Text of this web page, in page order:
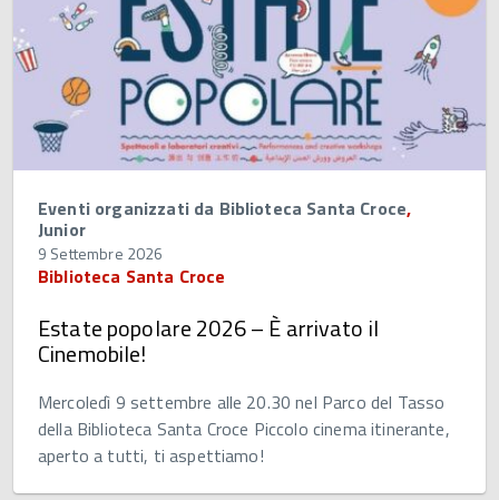
Eventi organizzati da Biblioteca Santa Croce,
Junior
9 Settembre 2026
Biblioteca Santa Croce
Estate popolare 2026 – È arrivato il
Cinemobile!
Mercoledì 9 settembre alle 20.30 nel Parco del Tasso
della Biblioteca Santa Croce Piccolo cinema itinerante,
aperto a tutti, ti aspettiamo!